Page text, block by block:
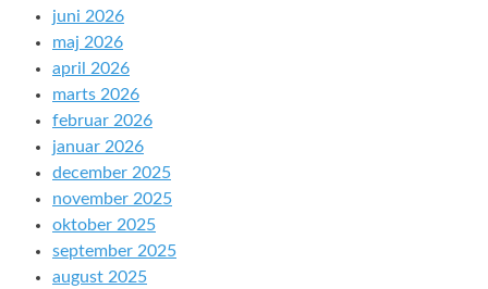
juni 2026
maj 2026
april 2026
marts 2026
februar 2026
januar 2026
december 2025
november 2025
oktober 2025
september 2025
august 2025